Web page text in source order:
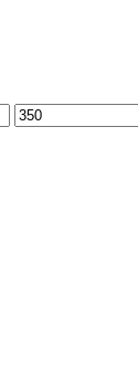
Max
price